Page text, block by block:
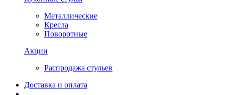
Металлические
Кресла
Поворотные
Акции
Распродажа стульев
Доставка и оплата